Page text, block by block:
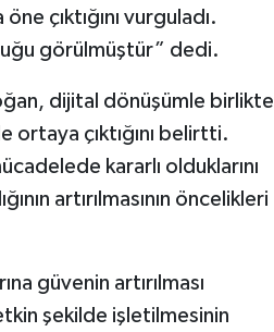
çıktığını vurguladı.
görülmüştür” dedi.
dijital dönüşümle birlikte
çıktığını belirtti.
kararlı olduklarını
artırılmasının öncelikleri
güvenin artırılması
şekilde işletilmesinin